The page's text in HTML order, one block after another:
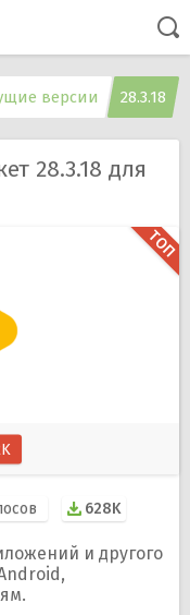
версии 28.3.18
28.3.18 для
628K
и другого